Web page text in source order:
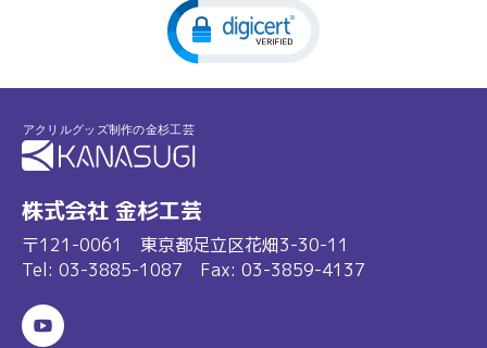
株式会社 金杉工芸
〒121-0061 東京都足立区花畑3-30-11
Tel: 03-3885-1087 Fax: 03-3859-4137